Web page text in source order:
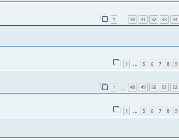
1 … 30 31 32 33 34
1 … 5 6 7 8 9
1 48 49 50 51 52
1 … 5 6 7 8 9